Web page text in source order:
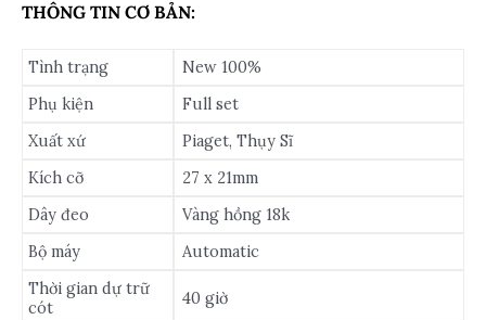
THÔNG TIN CƠ BẢN:
Tình trạng
New 100%
Phụ kiện
Full set
Xuất xứ
Piaget, Thụy Sĩ
Kích cỡ
27 x 21mm
Dây đeo
Vàng hồng 18k
Bộ máy
Automatic
Thời gian dự trữ
cót
40 giờ